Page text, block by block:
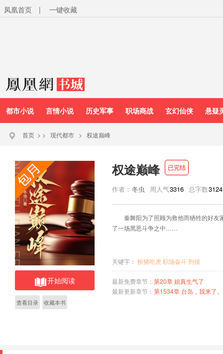
凤凰首页 | 一键收藏
都市小说 言情小说 历史军事 职场商战 玄幻仙侠 悬疑
首页 > > 现代都市 > 权途巅峰
开始阅读
查看目录 收藏本书
权途巅峰 已完结
作者： 冬虫 周人气3316 总字数
秦舞阳为了照顾为救他而牺牲的好
了一场黑恶斗争之中……
关键字： 扮猪吃虎 职场奋斗刑侦
最新免费章节： 第20章 姐真生气了
最新更新章节： 第1534章 台岛，我来了